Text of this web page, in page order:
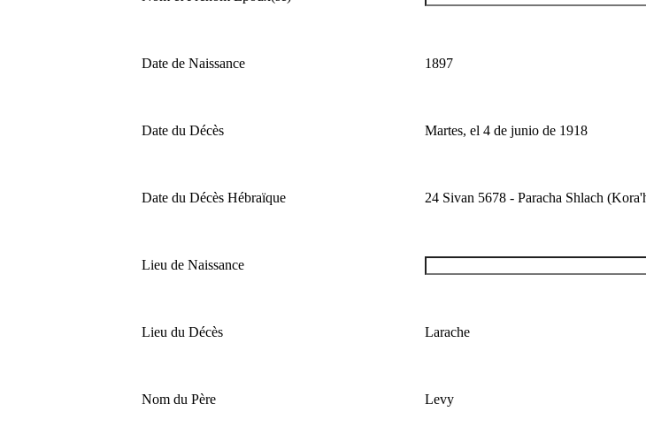
Date de Naissance 1897
Date du Décès Martes, el 4 de junio de 1918
Date du Décès Hébraïque 24 Sivan 5678 - Paracha Shlach
Lieu de Naissance
Lieu du Décès Larache
Nom du Père Levy